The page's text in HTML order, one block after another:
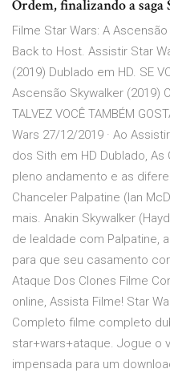
Ordem, finalizando a
Filme Star Wars: A
Back to Host. Assistir Star
(2019) Dublado em HD. SE
Ascensão Skywalker (2019)
TALVEZ VOCÊ TAMBÉM
Wars 27/12/2019 · Ao
dos Sith em HD Dublado,
pleno andamento e as
Chanceler Palpatine (Ian
mais. Anakin Skywalker
de lealdade com Palpatine,
para que seu casamento
Ataque Dos Clones Filme
online, Assista Filme! Star
Completo filme completo
star+wars+ataque. Jogue o
impensada para um